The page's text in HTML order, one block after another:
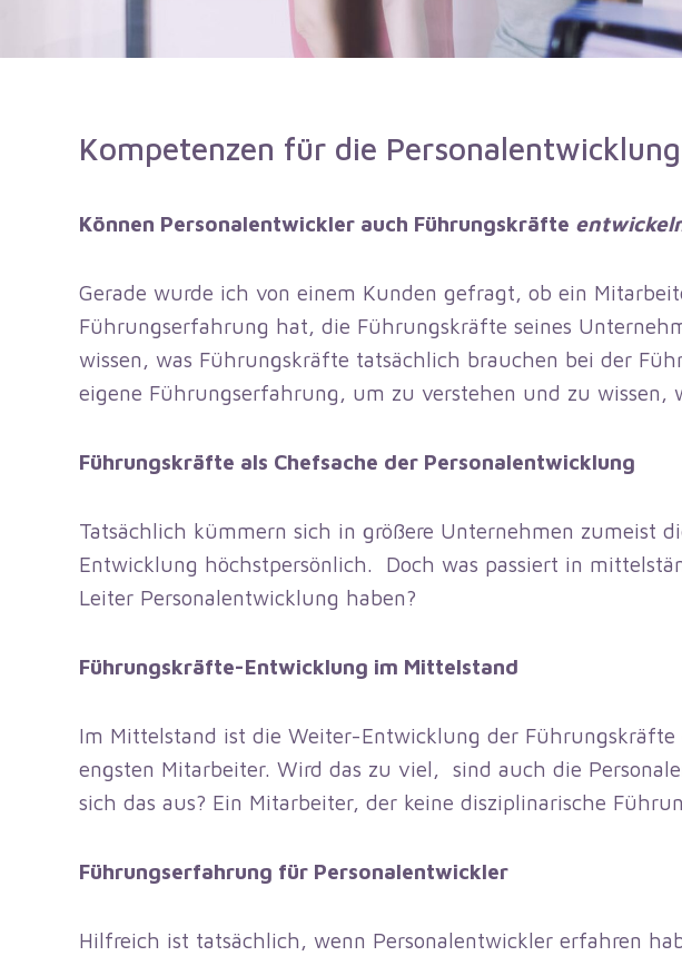
Kompetenzen für die
Können Personalentwickler auch Führungskräfte
Gerade wurde ich von einem Kunden gefragt, ob ein
Führungserfahrung hat, die Führungskräfte seines
wissen, was Führungskräfte tatsächlich brauchen bei der
eigene Führungserfahrung, um zu verstehen und zu wissen,
Führungskräfte als Chefsache der Personalentwicklung
Tatsächlich kümmern sich in größere Unternehmen zumeist
Entwicklung höchstpersönlich. Doch was passiert in
Leiter Personalentwicklung haben?
Führungskräfte-Entwicklung im Mittelstand
Im Mittelstand ist die Weiter-Entwicklung der
engsten Mitarbeiter. Wird das zu viel, sind auch die
sich das aus? Ein Mitarbeiter, der keine disziplinarische
Führungserfahrung für Personalentwickler
Hilfreich ist tatsächlich, wenn Personalentwickler erfahren